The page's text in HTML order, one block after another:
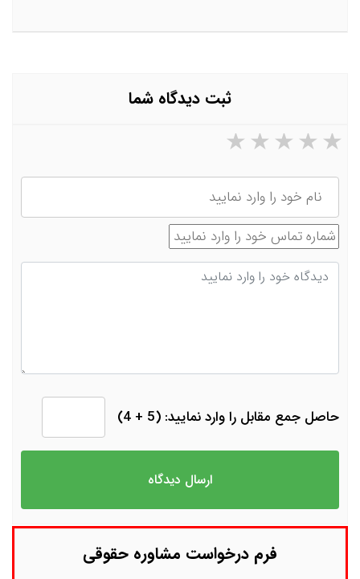
ثبت دیدگاه شما
۵ ستاره از ۵ ۴ ستاره از ۵ ۳ ستاره از ۵ ۲ ستاره از ۵
نام
شماره تماس
دیدگاه
حاصل جمع مقابل را وارد نمایید: (5 + 4)
فرم درخواست مشاوره حقوقی